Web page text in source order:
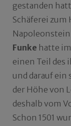
gestanden
Schäferei zum
Funke hatte
einen Teil des
und darauf ein
der Höhe von
deshalb vom
Schon 1501